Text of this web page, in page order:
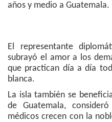
años y medio a Guatemala.
El representante
subrayó el amor a los
que practican día a día
blanca.
La isla también se
de Guatemala,
médicos crecen con la